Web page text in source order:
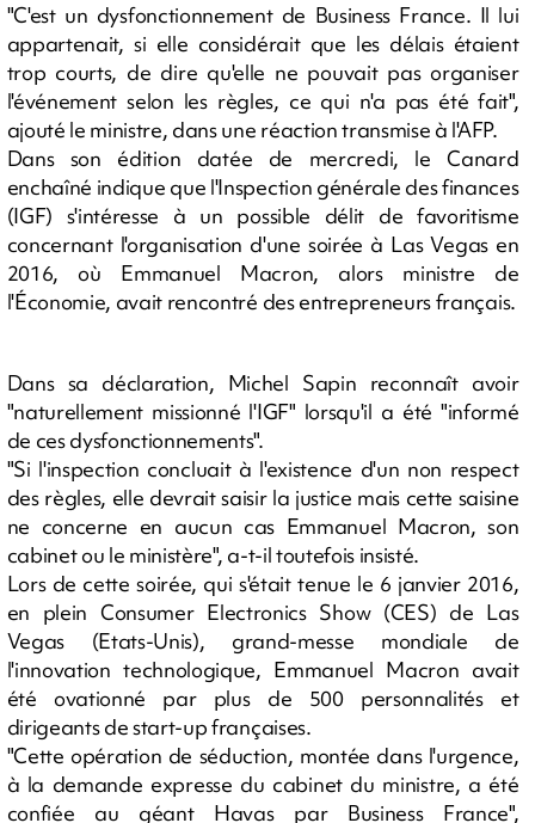
"C'est un dysfonctionnement de Business France. Il lui
appartenait, si elle considérait que les délais étaient
trop courts, de dire qu'elle ne pouvait pas organiser
l'événement selon les règles, ce qui n'a pas été fait",
ajouté le ministre, dans une réaction transmise à l'AFP.
Dans son édition datée de mercredi, le Canard
enchaîné indique que l'Inspection générale des finances
(IGF) s'intéresse à un possible délit de favoritisme
concernant l'organisation d'une soirée à Las Vegas en
2016, où Emmanuel Macron, alors ministre de
l'Économie, avait rencontré des entrepreneurs français.
Dans sa déclaration, Michel Sapin reconnaît avoir
"naturellement missionné l'IGF" lorsqu'il a été "informé
de ces dysfonctionnements".
"Si l'inspection concluait à l'existence d'un non respect
des règles, elle devrait saisir la justice mais cette saisine
ne concerne en aucun cas Emmanuel Macron, son
cabinet ou le ministère", a-t-il toutefois insisté.
Lors de cette soirée, qui s'était tenue le 6 janvier 2016,
en plein Consumer Electronics Show (CES) de Las
Vegas (Etats-Unis), grand-messe mondiale de
l'innovation technologique, Emmanuel Macron avait
été ovationné par plus de 500 personnalités et
dirigeants de start-up françaises.
"Cette opération de séduction, montée dans l'urgence,
à la demande expresse du cabinet du ministre, a été
confiée au géant Havas par Business France",